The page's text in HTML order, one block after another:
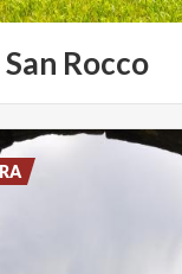
San Rocco